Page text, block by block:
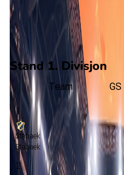
O. Gueye
90'
O. Gueye (Eigen doelpunt)
Stand 1. Divisjon
Team GS
1
Stabaek
Stabaek
17
2